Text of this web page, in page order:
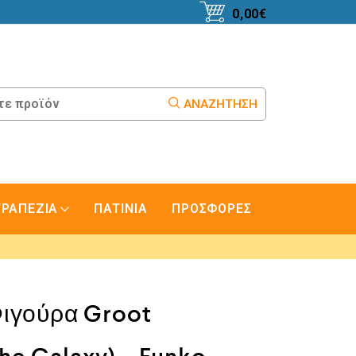
0,00€
ΑΝΑΖΉΤΗΣΗ
ΠΑΤΙΝΙΑ ΠΡΟΣΦΟΡΕΣ
Groot